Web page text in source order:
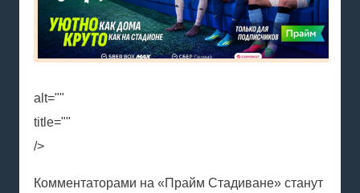
alt=""
title=""
/>
Комментаторами на «Прайм Стадиване» станут